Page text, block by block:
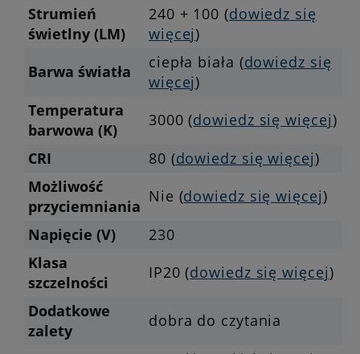
Strumień
świetlny (LM)
240 + 100 (dowiedz się
więcej)
Barwa światła
ciepła biała (dowiedz się
więcej)
Temperatura
barwowa (K)
3000 (dowiedz się więcej)
CRI
80 (dowiedz się więcej)
Możliwość
przyciemniania
Nie (dowiedz się więcej)
Napięcie (V)
230
Klasa
szczelności
IP20 (dowiedz się więcej)
Dodatkowe
zalety
dobra do czytania